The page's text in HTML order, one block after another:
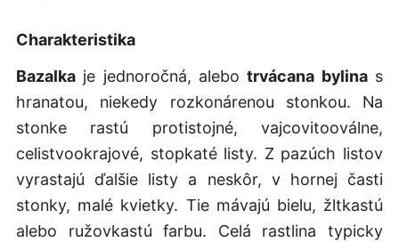
Charakteristika
Bazalkaje jednoročná, alebotrvácana bylinas
hranatou, niekedy rozkonárenou stonkou. Na
stonke rastú protistojné, vajcovitooválne,
celistvookrajové, stopkaté listy. Z pazúch listov
vyrastajú ďalšie listy a neskôr, v hornej časti
stonky, malé kvietky. Tie mávajú bielu, žltkastú
alebo ružovkastú farbu. Celá rastlina typicky